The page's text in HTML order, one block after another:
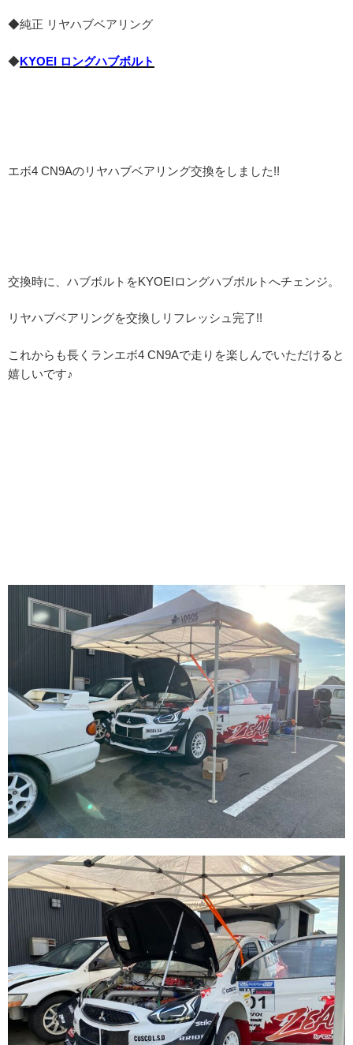
◆純正 リヤハブベアリング
◆KYOEI ロングハブボルト
エボ4 CN9Aのリヤハブベアリング交換をしました!!
交換時に、ハブボルトをKYOEIロングハブボルトへチェンジ。
リヤハブベアリングを交換しリフレッシュ完了!!
これからも長くランエボ4 CN9Aで走りを楽しんでいただけると
嬉しいです♪